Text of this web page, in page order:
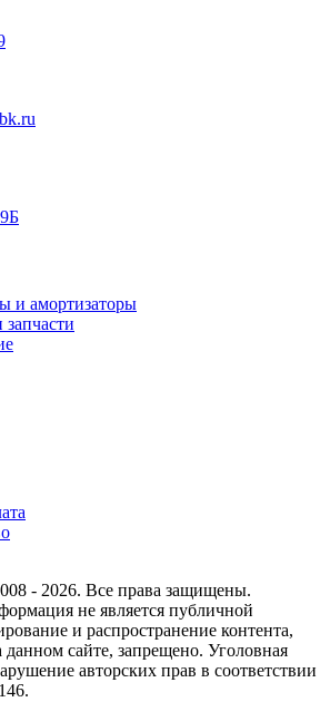
и амортизаторы
- 2026. Все права защищены.
не является публичной
и распространение контента,
данном сайте, запрещено. Уголовная
авторских прав в соответствии